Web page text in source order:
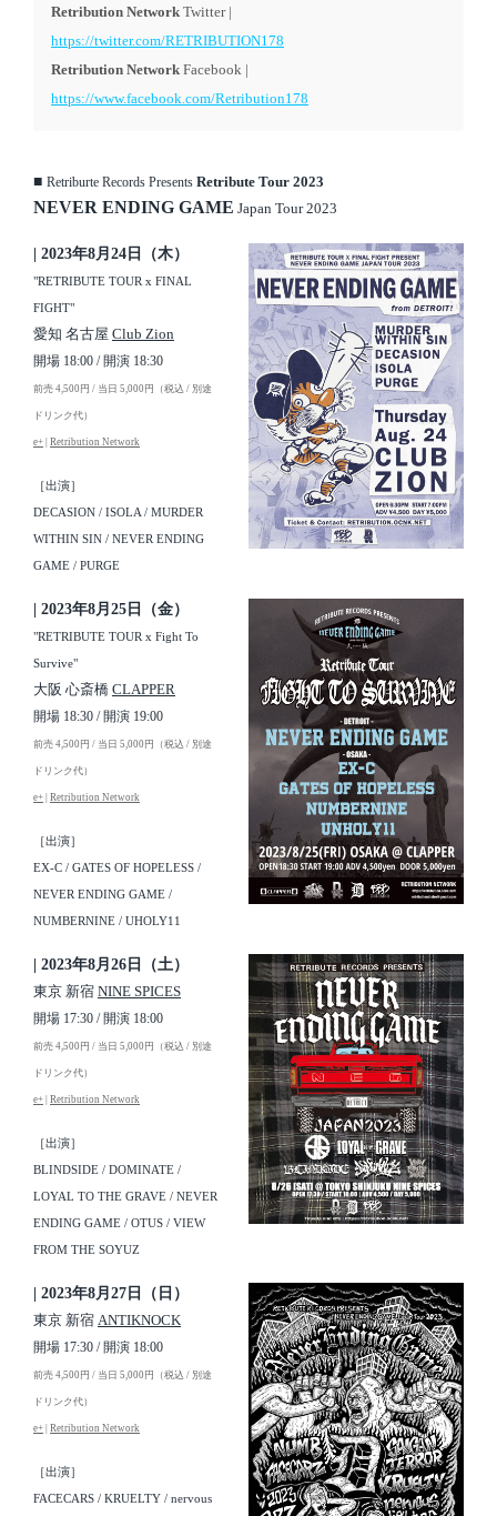
Retribution Network Twitter |
https://twitter.com/RETRIBUTION178
Retribution Network Facebook |
https://www.facebook.com/Retribution178
■ Retriburte Records Presents Retribute Tour 2023
NEVER ENDING GAME Japan Tour 2023
| 2023年8月24日（木）
"RETRIBUTE TOUR x FINAL
FIGHT"
愛知 名古屋 Club Zion
開場 18:00 / 開演 18:30
前売 4,500円 / 当日 5,000円（税込 / 別途
ドリンク代）
e+ Retribution Network
［出演］
DECASION / ISOLA / MURDER
WITHIN SIN / NEVER ENDING
GAME / PURGE
| 2023年8月25日（金）
"RETRIBUTE TOUR x Fight To
Survive"
大阪 心斎橋 CLAPPER
開場 18:30 / 開演 19:00
前売 4,500円 / 当日 5,000円（税込 / 別途
ドリンク代）
e+ Retribution Network
［出演］
EX-C / GATES OF HOPELESS /
NEVER ENDING GAME /
NUMBERNINE / UHOLY11
| 2023年8月26日（土）
東京 新宿 NINE SPICES
開場 17:30 / 開演 18:00
前売 4,500円 / 当日 5,000円（税込 / 別途
ドリンク代）
e+ Retribution Network
［出演］
BLINDSIDE / DOMINATE /
LOYAL TO THE GRAVE / NEVER
ENDING GAME / OTUS / VIEW
FROM THE SOYUZ
| 2023年8月27日（日）
東京 新宿 ANTIKNOCK
開場 17:30 / 開演 18:00
前売 4,500円 / 当日 5,000円（税込 / 別途
ドリンク代）
e+ Retribution Network
［出演］
FACECARS / KRUELTY / nervous